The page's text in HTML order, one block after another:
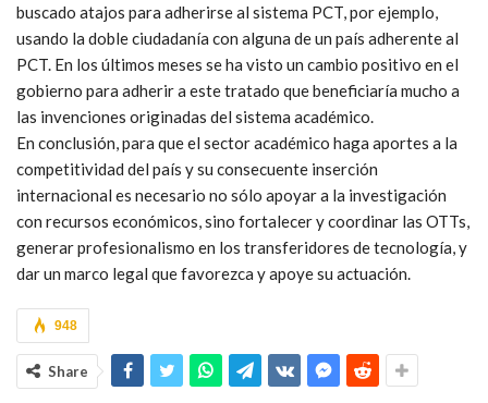
buscado atajos para adherirse al sistema PCT, por ejemplo,
usando la doble ciudadanía con alguna de un país adherente al
PCT. En los últimos meses se ha visto un cambio positivo en el
gobierno para adherir a este tratado que beneficiaría mucho a
las invenciones originadas del sistema académico.
En conclusión, para que el sector académico haga aportes a la
competitividad del país y su consecuente inserción
internacional es necesario no sólo apoyar a la investigación
con recursos económicos, sino fortalecer y coordinar las OTTs,
generar profesionalismo en los transferidores de tecnología, y
dar un marco legal que favorezca y apoye su actuación.
948
Share